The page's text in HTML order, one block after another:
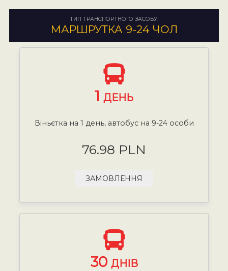
ТИП ТРАНСПОРТНОГО ЗАСОБУ:
МАРШРУТКА 9-24 ЧОЛ
1 ДЕНЬ
Віньєтка на 1 день, автобус на 9-24 особи
76.98 PLN
ЗАМОВЛЕННЯ
30 ДНІВ